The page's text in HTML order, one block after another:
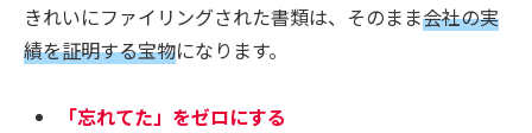
きれいにファイリングされた書類は、そのまま会社の実
績を証明する宝物になります。
「忘れてた」をゼロにする